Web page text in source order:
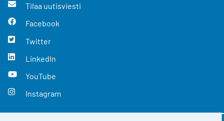
Tilaa uutisviesti
Facebook
Twitter
LinkedIn
YouTube
Instagram